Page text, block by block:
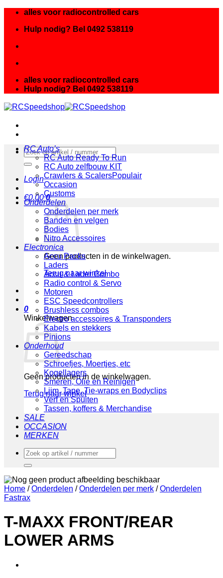
inhoud
alles voor radiocontrolled cars
Hulp nodig? Bel 0492 538119
alles voor radiocontrolled cars
Hulp nodig? Bel 0492 538119
Zoeken
naar:
Login
€0.00 0
Geen producten in de winkelwagen.
Terug naar winkel
0
Winkelwagen
Geen producten in de winkelwagen.
Terug naar winkel
RC Auto’s
RC Auto Ready To Run
RC Auto zelfbouw KIT
Crawlers & Scalers
Occasion
Customs
Onderdelen
Onderdelen per merk
Banden en velgen
Bodies
Nitro Accessoires
Electronica
Accu Packs
Laders
Accu & Lader Combo
Radio control & Servo
Motoren
ESC Speedcontrollers
Brushless combos
Electro accessoires & Transponders
Kabels en stekkers
Pinions
Onderhoud
Gereedschap
Schroefjes, Moertjes, etc
Kogellagers
Smeren, Olie en Reinigen
Lijm, Tape, Tie-wraps en Bodyclips
Verf en Spuiten
Tassen, koffers & Merchandise
SALE
OCCASION
MERKEN
Zoeken
naar:
Home / Onderdelen / Onderdelen per merk / Onderdelen
Fastrax
T-MAXX FRONT/REAR
LOWER ARMS